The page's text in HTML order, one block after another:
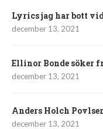
Lyrics jag har bott
december 13, 2021
Ellinor Bonde söker
december 13, 2021
Anders Holch
december 13, 2021